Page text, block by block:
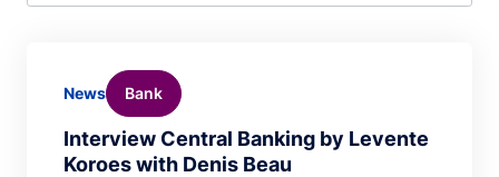
Interview Central Banking by Levente
Koroes with Denis Beau
News Bank